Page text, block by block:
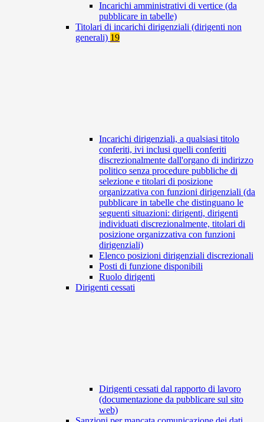
Incarichi amministrativi di vertice (da
pubblicare in tabelle)
Titolari di incarichi dirigenziali (dirigenti non
generali) 19
Incarichi dirigenziali, a qualsiasi titolo
conferiti, ivi inclusi quelli conferiti
discrezionalmente dall'organo di indirizzo
politico senza procedure pubbliche di
selezione e titolari di posizione
organizzativa con funzioni dirigenziali (da
pubblicare in tabelle che distinguano le
seguenti situazioni: dirigenti, dirigenti
individuati discrezionalmente, titolari di
posizione organizzativa con funzioni
dirigenziali)
Elenco posizioni dirigenziali discrezionali
Posti di funzione disponibili
Ruolo dirigenti
Dirigenti cessati
Dirigenti cessati dal rapporto di lavoro
(documentazione da pubblicare sul sito
web)